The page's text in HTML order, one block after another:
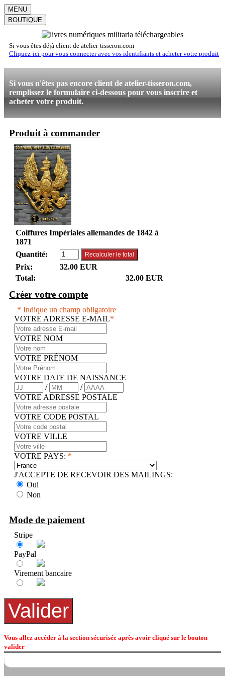
MENU
BOUTIQUE
Si vous êtes déjà client de atelier-tisseron.com
Cliquez-ici pour vous connecter avec vos identifiants et acheter votre produit
Si vous n'êtes pas encore client de atelier-tisseron.com,
remplissez le formulaire ci-dessous pour vous inscrire et
acheter votre produit.
Produit à commander
Coiffures Impériales allemandes de 1842 à
1871
Quantité:
Prix:
32.00 EUR
Total:
32.00 EUR
Créer votre compte
* Indique un champ obligatoire
VOTRE ADRESSE E-MAIL*
VOTRE NOM
VOTRE PRÉNOM
VOTRE DATE DE NAISSANCE
/
/
VOTRE ADRESSE POSTALE
VOTRE CODE POSTAL
VOTRE VILLE
VOTRE PAYS: *
J'ACCEPTE DE RECEVOIR DES MAILINGS:
Oui
Non
Mode de paiement
Stripe
PayPal
Virement bancaire
Vous allez accéder à la section sécurisée après avoir cliqué sur le bouton
valider